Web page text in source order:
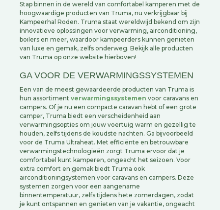
Stap binnen in de wereld van comfortabel kamperen met de
hoogwaardige producten van Truma, nu verkrijgbaar bij
Kampeerhal Roden. Truma staat wereldwijd bekend om zijn
innovatieve oplossingen voor verwarming, airconditioning,
boilers en meer, waardoor kampeerders kunnen genieten
van luxe en gemak, zelfs onderweg. Bekijk alle producten
van Truma op onze website hierboven!
GA VOOR DE VERWARMINGSSYSTEMEN
Een van de meest gewaardeerde producten van Truma is
hun assortiment verwarmingssystemen voor caravans en
campers. Of je nu een compacte caravan hebt of een grote
camper, Truma biedt een verscheidenheid aan
verwarmingsopties om jouw voertuig warm en gezellig te
houden, zelfs tijdens de koudste nachten. Ga bijvoorbeeld
voor de Truma Ultraheat. Met efficiënte en betrouwbare
verwarmingstechnologieën zorgt Truma ervoor dat je
comfortabel kunt kamperen, ongeacht het seizoen. Voor
extra comfort en gemak biedt Truma ook
airconditioningsystemen voor caravans en campers. Deze
systemen zorgen voor een aangename
binnentemperatuur, zelfs tijdens hete zomerdagen, zodat
je kunt ontspannen en genieten van je vakantie, ongeacht